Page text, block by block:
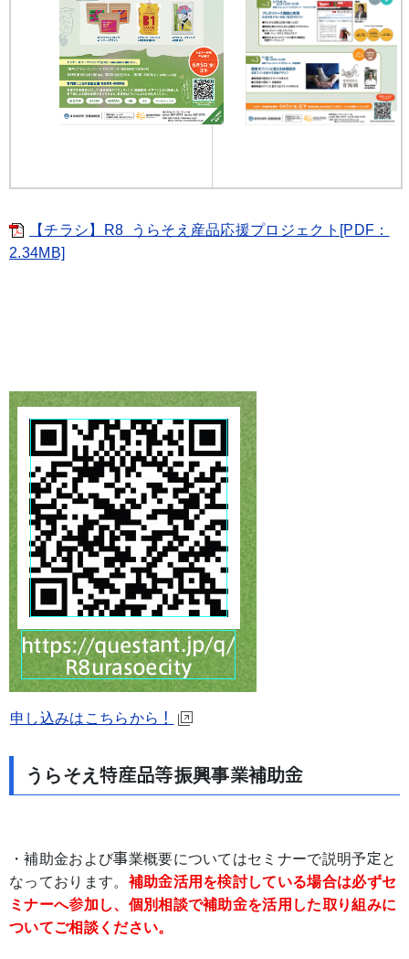
【チラシ】R8_うらそえ産品応援プロジェクト[PDF：
2.34MB]
申し込みはこちらから！
うらそえ特産品等振興事業補助金
・補助金および事業概要についてはセミナーで説明予定と
なっております。 補助金活用を検討している場合は必ずセ
ミナーへ参加し、個別相談で補助金を活用した取り組みに
ついてご相談ください。